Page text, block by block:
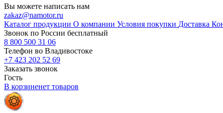
Вы можете написать нам
zakaz@namotor.ru
Каталог продукции О компании Условия покупки Доставка
Звонок по России бесплатный
8 800 500 31 06
Телефон во Владивостоке
+7 423 202 52 69
Заказать звонок
Гость
В корзиненет товаров